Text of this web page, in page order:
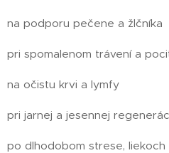
na podporu pečene a žlčníka
pri spomalenom trávení a
na očistu krvi a lymfy
pri jarnej a jesennej
po dlhodobom strese, liekoch